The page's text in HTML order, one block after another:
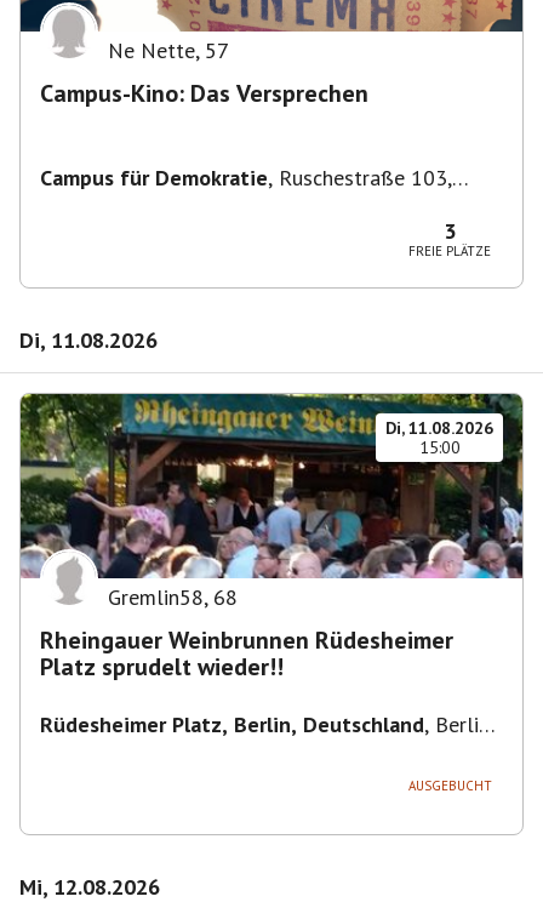
Ne Nette, 57
Campus-Kino: Das Versprechen
Campus für Demokratie, Ruschestraße 103,
3
FREIE PLÄTZE
Di, 11.08.2026
Di, 11.08.2026
15:00
Gremlin58, 68
Rheingauer Weinbrunnen Rüdesheimer
Platz sprudelt wieder!!
Rüdesheimer Platz, Berlin, Deutschland, Berlin-
AUSGEBUCHT
Mi, 12.08.2026